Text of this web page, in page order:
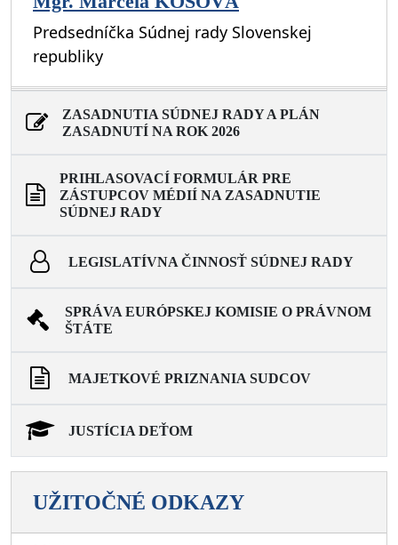
Predsedníčka Súdnej rady Slovenskej
republiky
ZASADNUTIA SÚDNEJ RADY A PLÁN
ZASADNUTÍ NA ROK 2026
PRIHLASOVACÍ FORMULÁR PRE
ZÁSTUPCOV MÉDIÍ NA ZASADNUTIE
SÚDNEJ RADY
LEGISLATÍVNA ČINNOSŤ SÚDNEJ RADY
SPRÁVA EURÓPSKEJ KOMISIE O PRÁVNOM
ŠTÁTE
MAJETKOVÉ PRIZNANIA SUDCOV
JUSTÍCIA DEŤOM
UŽITOČNÉ ODKAZY